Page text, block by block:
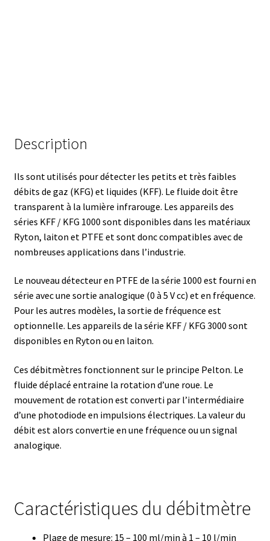
Analyse du vin
Analyse microbiologique
Appareils de laboratoire
Appareils de laboratoire d’occasion
Automation avec Labvision
Automatisation avec Lea
Bain-marie et thermostat
Bains à ultrasons
Description
Ils sont utilisés pour détecter les petits et très faibles
débits de gaz (KFG) et liquides (KFF). Le fluide doit être
transparent à la lumière infrarouge. Les appareils des
séries KFF / KFG 1000 sont disponibles dans les matériaux
Ryton, laiton et PTFE et sont donc compatibles avec de
nombreuses applications dans l’industrie.
Le nouveau détecteur en PTFE de la série 1000 est fourni en
série avec une sortie analogique (0 à 5 V cc) et en fréquence.
Pour les autres modèles, la sortie de fréquence est
optionnelle. Les appareils de la série KFF / KFG 3000 sont
disponibles en Ryton ou en laiton.
Ces débitmètres fonctionnent sur le principe Pelton. Le
fluide déplacé entraine la rotation d’une roue. Le
mouvement de rotation est converti par l’intermédiaire
d’une photodiode en impulsions électriques. La valeur du
débit est alors convertie en une fréquence ou un signal
analogique.
Caractéristiques du débitmètre
Plage de mesure: 15 – 100 ml/min à 1 – 10 l/min